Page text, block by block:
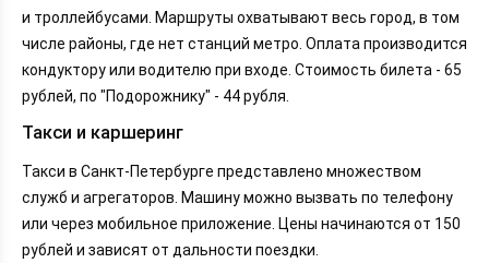
и троллейбусами. Маршруты охватывают весь город, в том
числе районы, где нет станций метро. Оплата производится
кондуктору или водителю при входе. Стоимость билета - 65
рублей, по "Подорожнику" - 44 рубля.
Такси и каршеринг
Такси в Санкт-Петербурге представлено множеством
служб и агрегаторов. Машину можно вызвать по телефону
или через мобильное приложение. Цены начинаются от 150
рублей и зависят от дальности поездки.